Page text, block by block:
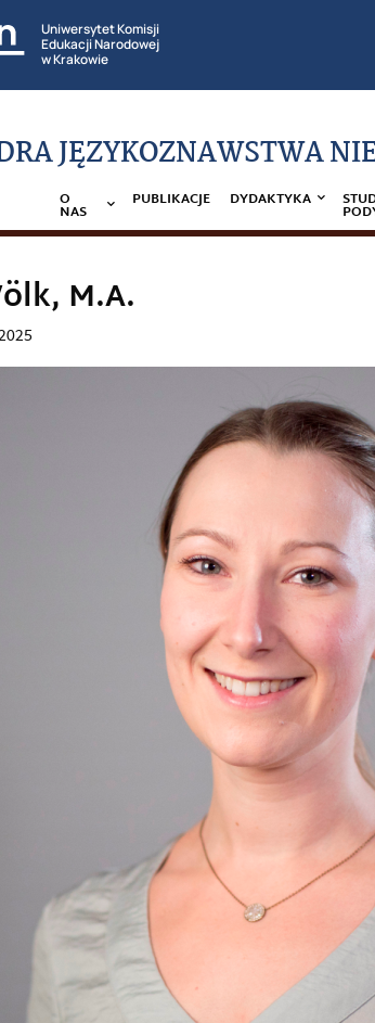
Uniwersytet Komisji
Edukacji Narodowej
w Krakowie
JĘZYKOZNAWSTWA
O
NAS
PUBLIKACJE DYDAKTYKA
M.A.